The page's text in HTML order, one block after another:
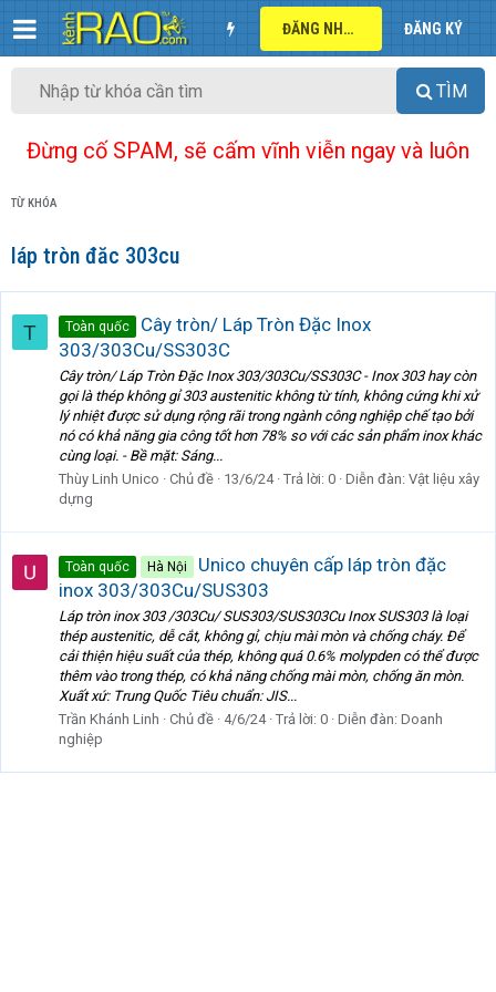
ĐĂNG NHẬP ĐĂNG KÝ
TÌM
Đừng cố SPAM, sẽ cấm vĩnh viễn ngay và luôn
TỪ KHÓA
láp tròn đăc 303cu
T Toàn quốc
Cây tròn/ Láp Tròn Đặc Inox
303/303Cu/SS303C
Cây tròn/ Láp Tròn Đặc Inox 303/303Cu/SS303C - Inox 303 hay còn
gọi là thép không gỉ 303 austenitic không từ tính, không cứng khi xử
lý nhiệt được sử dụng rộng rãi trong ngành công nghiệp chế tạo bởi
nó có khả năng gia công tốt hơn 78% so với các sản phẩm inox khác
cùng loại. - Bề mặt: Sáng...
Thùy Linh Unico
Chủ đề 13/6/24 Trả lời: 0 Diễn đàn: Vật liệu xây
dựng
Toàn quốc Hà Nội
Unico chuyên cấp láp tròn đặc
inox 303/303Cu/SUS303
Láp tròn inox 303 /303Cu/ SUS303/SUS303Cu Inox SUS303 là loại
thép austenitic, dễ cắt, không gỉ, chịu mài mòn và chống cháy. Để
cải thiện hiệu suất của thép, không quá 0.6% molypden có thể được
thêm vào trong thép, có khả năng chống mài mòn, chống ăn mòn.
Xuất xứ: Trung Quốc Tiêu chuẩn: JIS...
Trần Khánh Linh
Chủ đề 4/6/24 Trả lời: 0 Diễn đàn: Doanh
nghiệp